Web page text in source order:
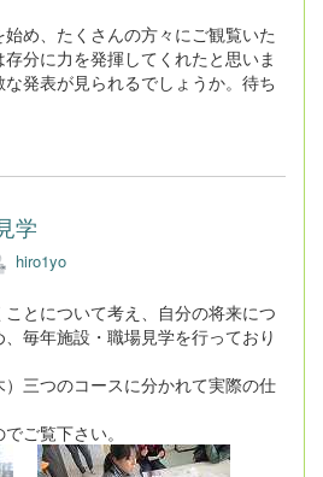
め、たくさんの方々にご観覧いた
分に力を発揮してくれたと思いま
発表が見られるでしょうか。待ち
学
hiro1yo
とについて考え、自分の将来につ
毎年施設・職場見学を行っており
三つのコースに分かれて実際の仕
ご覧下さい。